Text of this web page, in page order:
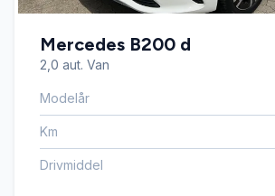
Mercedes B200 d
2,0 aut. Van
Modelår
Km
Drivmiddel